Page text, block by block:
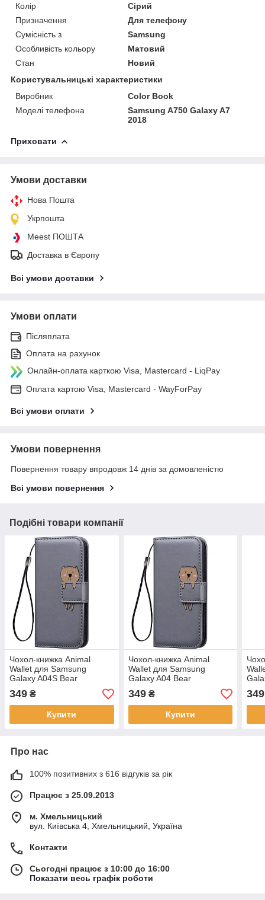
Колір
Сірий
Призначення
Для телефону
Сумісність з
Samsung
Особливість кольору
Матовий
Стан
Новий
Користувальницькі характеристики
Виробник
Color Book
Моделі телефона
Samsung A750 Galaxy A7
2018
Приховати
Умови доставки
Нова Пошта
Укрпошта
Meest ПОШТА
Доставка в Європу
Всі умови доставки
Умови оплати
Післяплата
Оплата на рахунок
Онлайн-оплата карткою Visa, Mastercard - LiqPay
Оплата картою Visa, Mastercard - WayForPay
Всі умови оплати
Умови повернення
Повернення товару впродовж 14 днів за домовленістю
Всі умови повернення
Подібні товари компанії
Чохол-книжка Animal
Wallet для Samsung
Galaxy A04S Bear
349 ₴
Купити
Чохол-книжка Animal
Wallet для Samsung
Galaxy A04 Bear
349₴
Купити
349
Про нас
100% позитивних з 616 відгуків за рік
Працює з 25.09.2013
м. Хмельницький
вул. Київська 4, Хмельницький, Україна
Контакти
Сьогодні працює з 10:00 до 16:00
Показати весь графік роботи